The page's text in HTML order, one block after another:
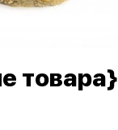
товара}